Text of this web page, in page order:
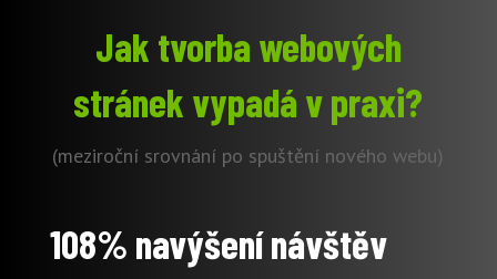
Jak tvorba webových
stránek vypadá v praxi?
(meziroční srovnání po spuštění nového webu)
108% navýšení návštěv